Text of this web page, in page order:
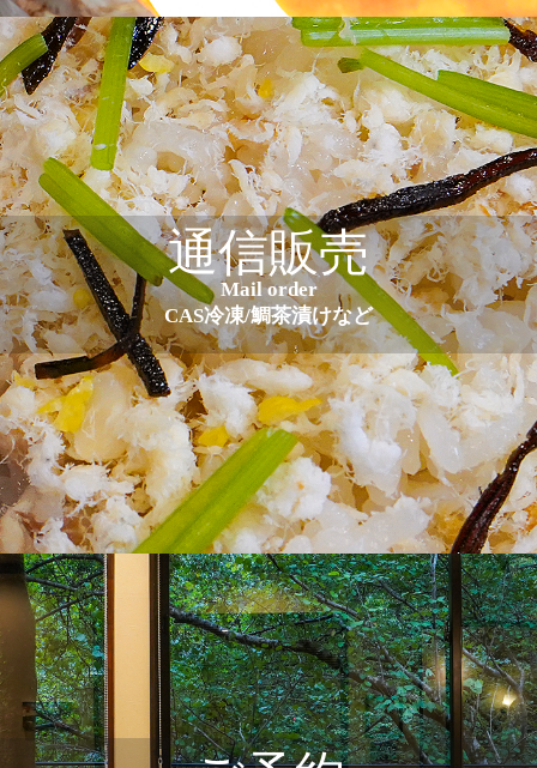
通信販売
Mail order
CAS冷凍/鯛茶漬けなど